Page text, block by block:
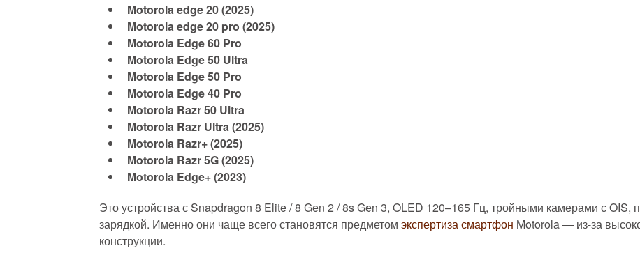
Motorola edge 20(2025)
Motorola edge 20 pro (2025)
Motorola Edge 60 Pro
Motorola Edge 50 Ultra
Motorola Edge 50 Pro
Motorola Edge 40 Pro
Motorola Razr 50 Ultra
Motorola Razr Ultra (2025)
Motorola Razr+ (2025)
Motorola Razr 5G(2025)
Motorola Edge+ (2023)
Это устройства с Snapdragon 8 Elite / 8 Gen 2 / 8s Gen 3, OLED 120–165 Гц, тройными камерами с OIS,
зарядкой. Именно они чаще всего становятся предметом экспертиза смартфон Motorola — из-за
конструкции.